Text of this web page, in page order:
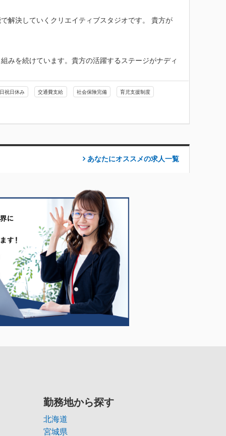
解決していくクリエイティブスタジオです。 貴方が
みを続けています。貴方の活躍するステージがナディ
祝日休み 交通費支給 社会保険完備 育児支援制度
あなたにオススメの求人一覧
勤務地から探す
北海道
宮城県